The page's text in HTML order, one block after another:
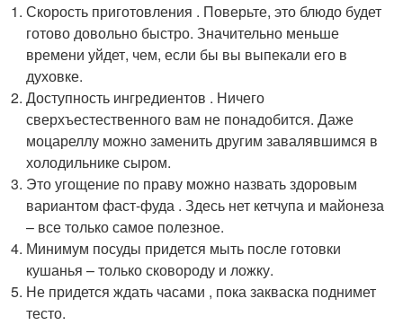
Скорость приготовления . Поверьте, это блюдо будет
готово довольно быстро. Значительно меньше
времени уйдет, чем, если бы вы выпекали его в
духовке.
Доступность ингредиентов . Ничего
сверхъестественного вам не понадобится. Даже
моцареллу можно заменить другим завалявшимся в
холодильнике сыром.
Это угощение по праву можно назвать здоровым
вариантом фаст-фуда . Здесь нет кетчупа и майонеза
– все только самое полезное.
Минимум посуды придется мыть после готовки
кушанья – только сковороду и ложку.
Не придется ждать часами , пока закваска поднимет
тесто.